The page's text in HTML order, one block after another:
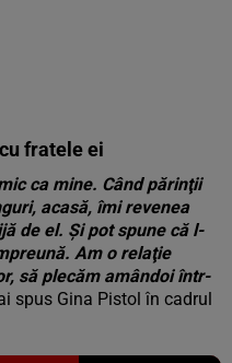
fratele ei
ca mine. Când părinţii
acasă, îmi revenea
de el. Şi pot spune că l-
Am o relaţie
să plecăm amândoi într-
spus Gina Pistol în cadrul